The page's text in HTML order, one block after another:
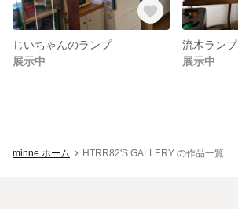
じいちゃんのランプ
展示中
流木ランプ
展示中
minne ホーム HTRR82'S GALLERY の作品一覧